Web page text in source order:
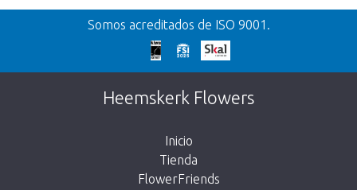
Volver
¡Demasiado tarde!
Desafortunadamente, este artículo está
agotado. Haz click en el botón de abajo para
Somos acreditados de ISO 9001.
Heemskerk Flowers
Inicio
Tienda
FlowerFriends